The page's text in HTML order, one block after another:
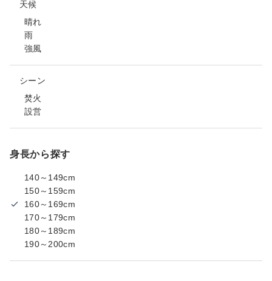
天候
晴れ
雨
強風
シーン
焚火
設営
身長から探す
140～149cm
150～159cm
160～169cm
170～179cm
180～189cm
190～200cm